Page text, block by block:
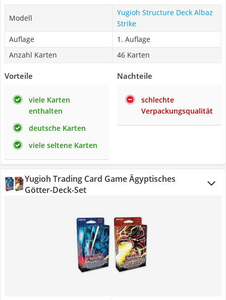
Modell
Yugioh Structure Deck Albaz
Strike
Auflage
1. Auflage
Anzahl Karten
46 Karten
Vorteile
viele Karten
enthalten
deutsche Karten
viele seltene Karten
Nachteile
schlechte
Verpackungsqualität
Yugioh Trading Card Game Ägyptisches
Götter-Deck-Set